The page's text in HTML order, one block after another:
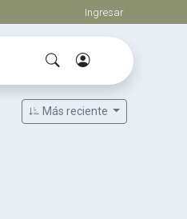
Ingresar
Más reciente